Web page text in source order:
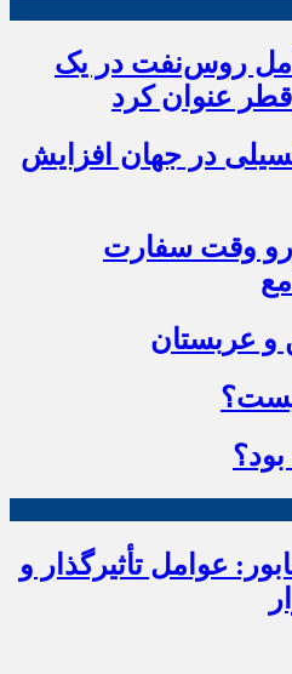
روس‌نفت در یک
عنوان کرد
در جهان افزایش
وقت سفارت
عربستان
۱۴ نیشابور: عوامل تأثیرگذار و